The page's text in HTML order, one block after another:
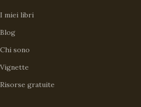
I miei libri
Blog
Chi sono
Vignette
Risorse gratuite